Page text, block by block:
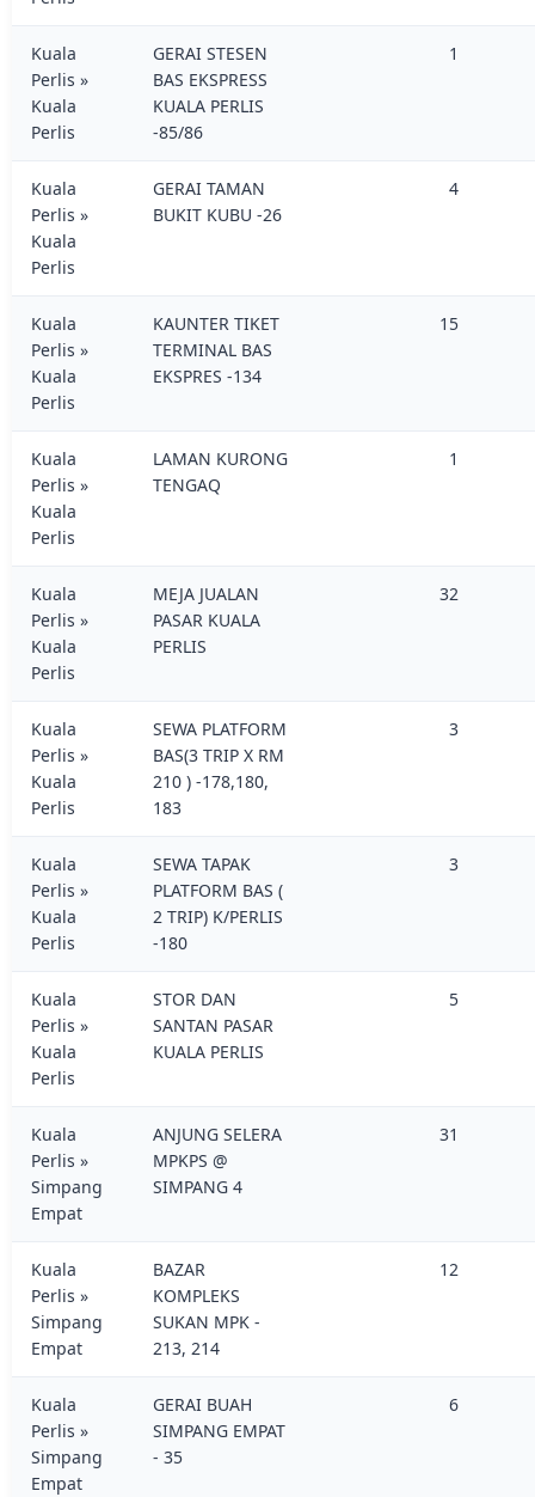
Kuala
Perlis »
Kuala
Perlis
GERAI STESEN
BAS EKSPRESS
KUALA PERLIS
-85/86
1
Kuala
Perlis »
Kuala
Perlis
GERAI TAMAN
BUKIT KUBU -26
4
Kuala
Perlis »
Kuala
Perlis
KAUNTER TIKET
TERMINAL BAS
EKSPRES -134
15
Kuala
Perlis »
Kuala
Perlis
LAMAN KURONG
TENGAQ
1
Kuala
Perlis »
Kuala
Perlis
MEJA JUALAN
PASAR KUALA
PERLIS
32
Kuala
Perlis »
Kuala
Perlis
SEWA PLATFORM
BAS(3 TRIP X RM
210 ) -178,180,
183
3
Kuala
Perlis »
Kuala
Perlis
SEWA TAPAK
PLATFORM BAS (
2 TRIP) K/PERLIS
-180
3
Kuala
Perlis »
Kuala
Perlis
STOR DAN
SANTAN PASAR
KUALA PERLIS
5
Kuala
Perlis »
Simpang
Empat
ANJUNG SELERA
MPKPS @
SIMPANG 4
31
Kuala
Perlis »
Simpang
Empat
BAZAR
KOMPLEKS
SUKAN MPK -
213, 214
12
Kuala
Perlis »
Simpang
Empat
GERAI BUAH
SIMPANG EMPAT
- 35
6